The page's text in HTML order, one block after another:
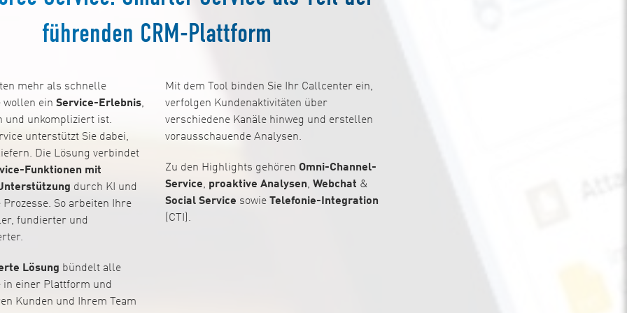
führenden CRM-Plattform
mehr als schnelle
wollen ein Service-Erlebnis,
und unkompliziert ist.
unterstützt Sie dabei,
Die Lösung verbindet
Funktionen mit
durch KI und
So arbeiten Ihre
fundierter und
Lösung bündelt alle
in einer Plattform und
Kunden und Ihrem Team
Mit dem Tool binden Sie Ihr Callcenter ein,
verfolgen Kundenaktivitäten über
verschiedene Kanäle hinweg und erstellen
vorausschauende Analysen.
Zu den Highlights gehören Omni-Channel-
Service, proaktive Analysen, Webchat &
Social Service sowie Telefonie-Integration
(CTI).